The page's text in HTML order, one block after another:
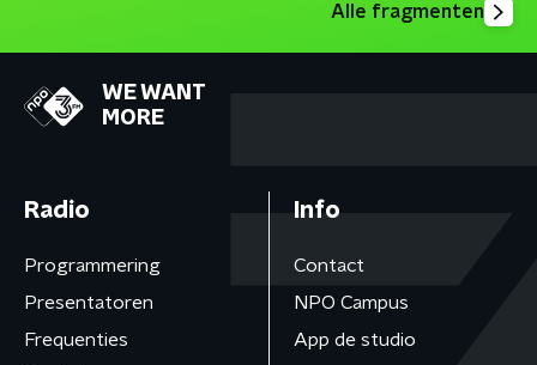
Alle fragmenten
WE WANT
MORE
Radio
Programmering
Presentatoren
Frequenties
Info
Contact
NPO Campus
App de studio